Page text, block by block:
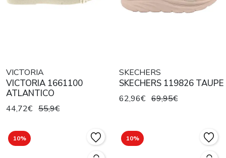
VICTORIA
VICTORIA 1661100
ATLANTICO
44,72€ 55,9€
SKECHERS
SKECHERS 119826 TAUPE
62,96€ 69,95€
10% 10%